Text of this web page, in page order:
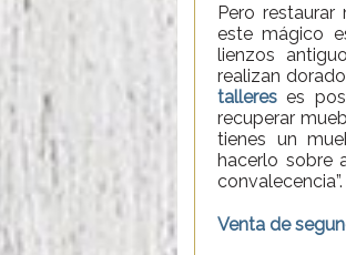
Pero
este mágico
lienzos
realizan
talleres es
recuperar
tienes un
hacerlo sobre
convalecencia”.
Venta de